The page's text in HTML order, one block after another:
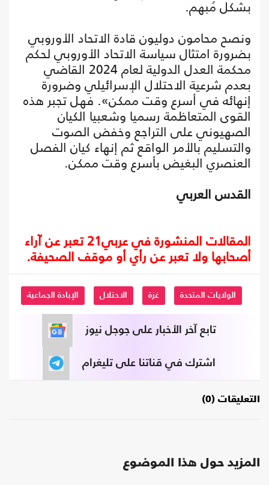
بشكل مُبهم.
ونصح محامون دوليون قادة الاتحاد الأوروبي
بضرورة امتثال سياسة الاتحاد الأوروبي لحكم
محكمة العدل الدولية لعام 2024 القاضي
بعدم شرعية الاحتلال الإسرائيلي وضرورة
إنهائه في أسرع وقت ممكن». فهل تجبر هذه
القوى المتعاظمة رسميا وشعبيا الكيان
الصهيوني على التراجع وخفض الصوت
والتسليم بالأمر الواقع ثم إنهاء كيان الفصل
العنصري البغيض بأسرع وقت ممكن.
القدس العربي
المقالات المنشورة في عربي21 تعبر عن آراء
أصحابها ولا تعبر عن رأي أو موقف الصحيفة.
الولايات المتحدة غزة الاحتلال الإبادة الجماعية
تابع آخر الأخبار على جوجل نيوز
اشترك في قناتنا على تليغرام
التعليقات (0)
المزيد حول هذا الموضوع